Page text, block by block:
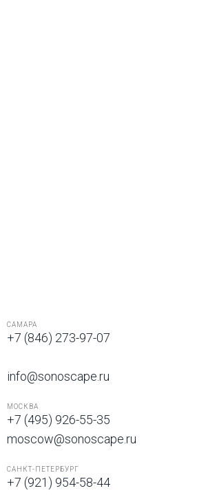
САМАРА
+7 (846) 273-97-07
info@sonoscape.ru
МОСКВА
+7 (495) 926-55-35
moscow@sonoscape.ru
САНКТ-ПЕТЕРБУРГ
+7 (921) 954-58-44